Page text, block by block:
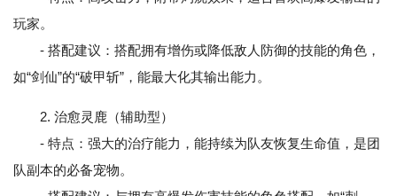
玩家。
- 搭配建议：搭配拥有增伤或降低敌人防御的技能的角色，
如“剑仙”的“破甲斩”，能最大化其输出能力。
2. 治愈灵鹿（辅助型）
- 特点：强大的治疗能力，能持续为队友恢复生命值，是团
队副本的必备宠物。